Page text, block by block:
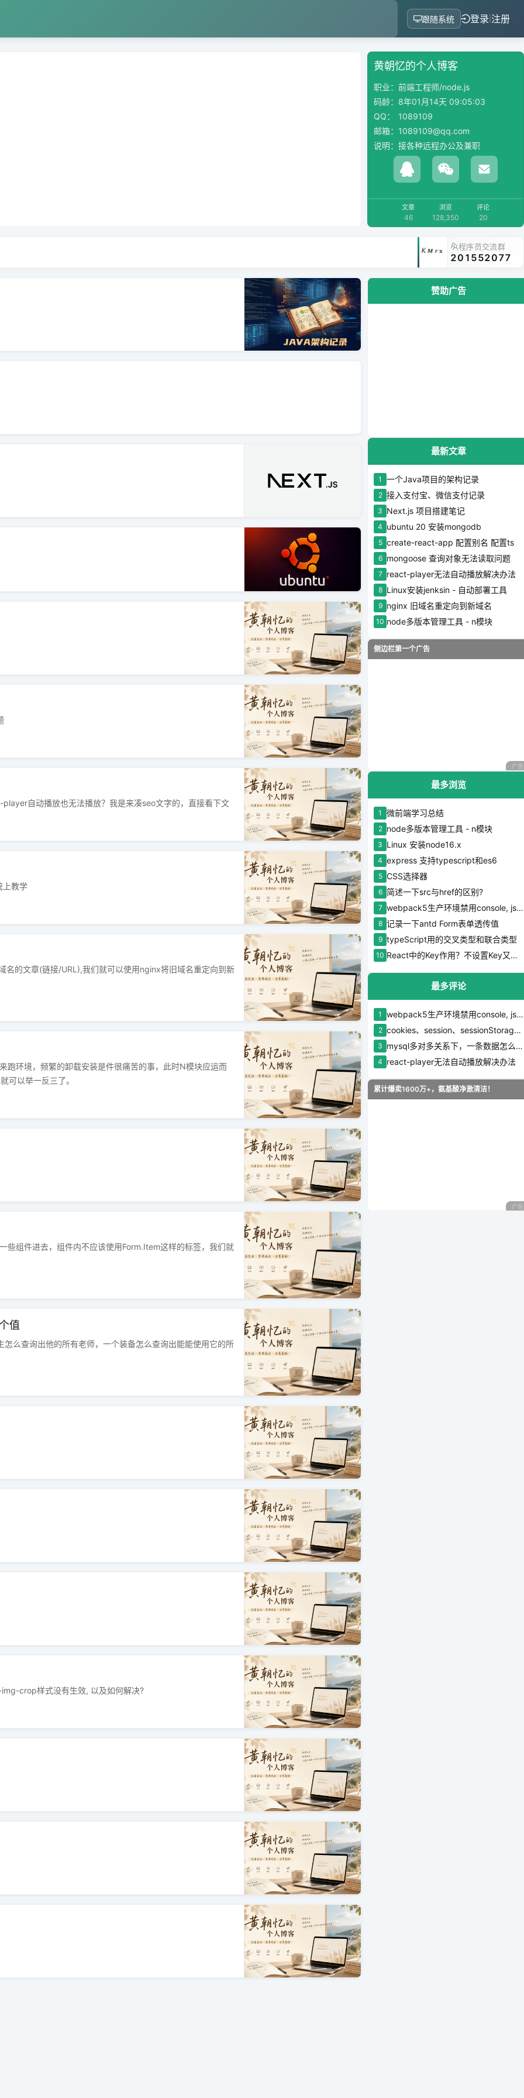
跟随系统 登录 注册
黄朝忆的个人博客
职业： 前端工程师/node.js
码龄： 8年01月14天 09:05:04
QQ：
1089109
邮箱： 1089109@qq.com
说明： 接各种远程办公及兼职
文章
46
浏览
128,350
评论
20
程序员交流群
201552077
自动播放也无法播放？我是来凑seo文字的，直接看下文
上教学
名的文章(链接/URL),我们就可以使用nginx将旧域名重定向到新
环境，频繁的卸载安装是件很痛苦的事，此时N模块应运而
可以举一反三了。
些组件进去，组件内不应该使用Form.Item这样的标签，我们就
值
么查询出他的所有老师，一个装备怎么查询出能能使用它的所
crop样式没有生效, 以及如何解决?
赞助广告
3
最新文章
1 一个Java项目的架构记录
2 接入支付宝、微信支付记录
3 Next.js 项目搭建笔记
4 ubuntu 20 安装mongodb
5 create-react-app 配置别名 配置ts
6 mongoose 查询对象无法读取问题
7 react-player无法自动播放解决办法
8 Linux安装jenksin - 自动部署工具
9 nginx 旧域名重定向到新域名
10 node多版本管理工具 - n模块
广告
侧边栏第一个广告
最多浏览
1 微前端学习总结
2 node多版本管理工具 - n模块
3 Linux 安装node16.x
4 express 支持typescript和es6
5 CSS选择器
6 简述一下src与href的区别?
7 webpack5生产环境禁用console, js禁用console
8 记录一下antd Form表单透传值
9 typeScript用的交叉类型和联合类型
10 React中的Key作用？不设置Key又会发生什么？
最多评论
1 webpack5生产环境禁用console, js禁用console
2 cookies、session、sessionStorage和localStorage的区别？该怎样正确使用？
3 mysql多对多关系下，一条数据怎么取出另一个表的多个值
4 react-player无法自动播放解决办法
广告
累计爆卖1600万+，氨基酸净激清洁！